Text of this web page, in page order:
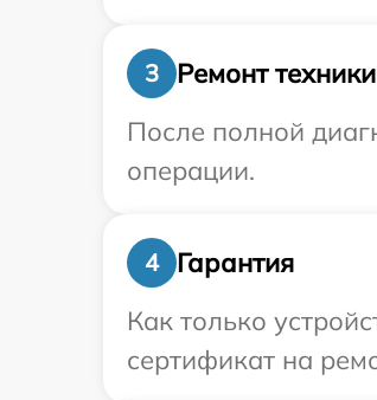
3
Ремонт техники
После полной
операции.
4
Гарантия
Как только
сертификат на